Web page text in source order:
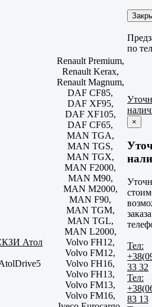
по
Атол
Renault Premium,
Renault Kerax,
Renault Magnum,
DAF CF85,
DAF XF95,
DAF XF105,
DAF CF65,
MAN TGA,
MAN TGS,
MAN TGX,
MAN F2000,
MAN M90,
MAN M2000,
MAN F90,
MAN TGM,
MAN TGL,
MAN L2000,
Volvo FH12,
Volvo FM12,
Volvo FH16,
Volvo FH13,
Volvo FM13,
Volvo FM16,
×
Тел:
33 32
Тел:
83 13